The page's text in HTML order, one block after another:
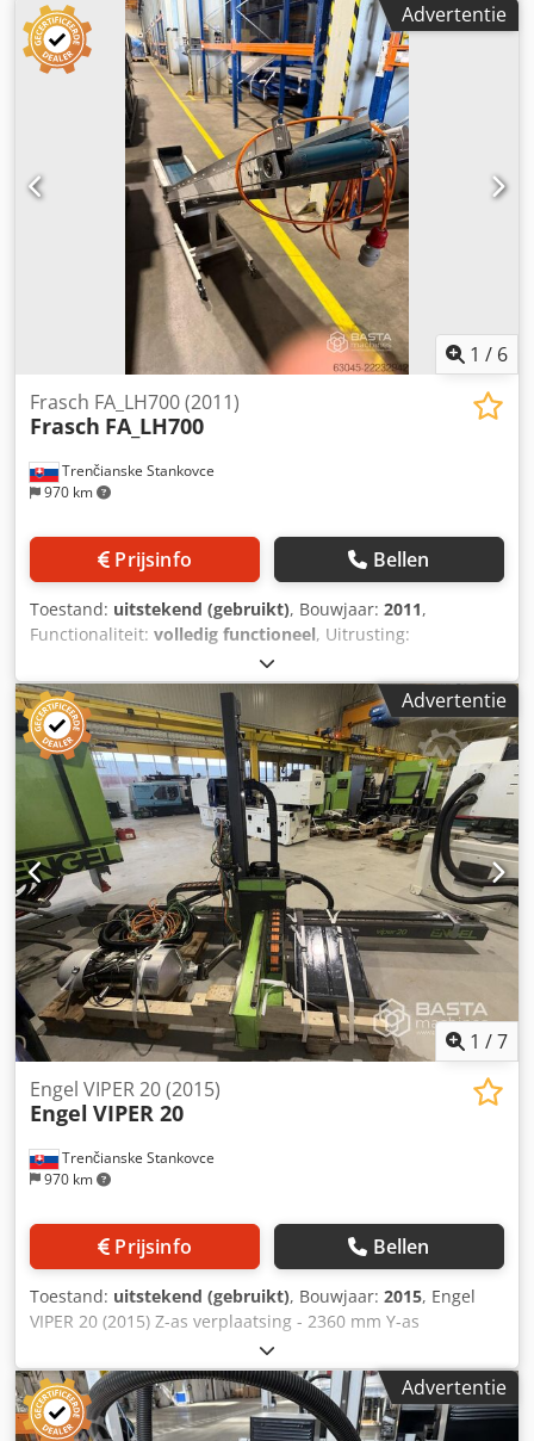
Advertentie
1 / 6
Trenčianske Stankovce
970 km
Frasch FA_LH700 (2011)
Frasch FA_LH700
Prijsinfo Bellen
Toestand: uitstekend (gebruikt), Bouwjaar: 2011,
Functionaliteit: volledig functioneel, Uitrusting:
, Afmetingen (m): 2,6 × 0,51 ×
1,35 (L × B × H) Dkjdpfxszht Nrj Ac Uor
Advertentie
1 /7
Trenčianske Stankovce
970 km
Engel VIPER 20 (2015)
Engel VIPER 20
Prijsinfo Bellen
Toestand: uitstekend (gebruikt), Bouwjaar: 2015, Engel
VIPER 20 (2015) Z-as verplaatsing - 2360 mm Y-as
verplaatsing - 1500 mm X-as uitvormslag - 700 mm X-as
reikwijdte vanaf vaste opspanplaat - 925 mm C-as
pneumatische draaias - ja Nominaal draagvermogen - 25
kg Dkjdexy Rarspfx Ac Uer IMM sluitkracht - 55-340 US-ton
Advertentie